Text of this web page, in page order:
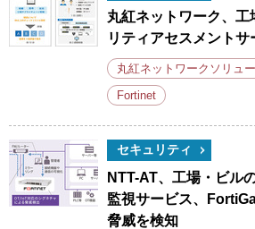
丸紅ネットワーク、工
リティアセスメント
丸紅ネットワークソリュ
Fortinet
セキュリティ
NTT-AT、工場・ビル
監視サービス、
脅威を検知